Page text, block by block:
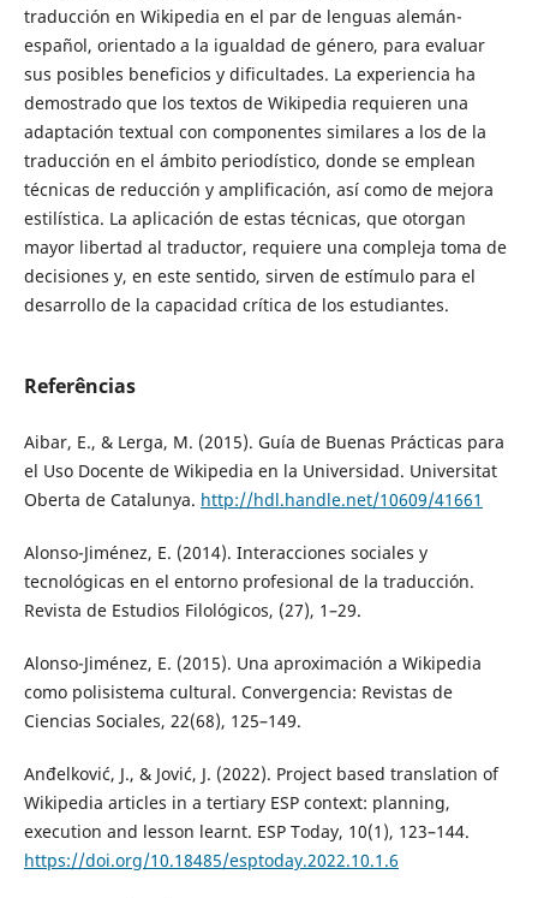
traducción en Wikipedia en el par de lenguas alemán-
español, orientado a la igualdad de género, para evaluar
sus posibles beneficios y dificultades. La experiencia ha
demostrado que los textos de Wikipedia requieren una
adaptación textual con componentes similares a los de la
traducción en el ámbito periodístico, donde se emplean
técnicas de reducción y amplificación, así como de mejora
estilística. La aplicación de estas técnicas, que otorgan
mayor libertad al traductor, requiere una compleja toma de
decisiones y, en este sentido, sirven de estímulo para el
desarrollo de la capacidad crítica de los estudiantes.
Referências
Aibar, E., & Lerga, M. (2015). Guía de Buenas Prácticas para
el Uso Docente de Wikipedia en la Universidad. Universitat
Oberta de Catalunya. http://hdl.handle.net/10609/41661
Alonso-Jiménez, E. (2014). Interacciones sociales y
tecnológicas en el entorno profesional de la traducción.
Revista de Estudios Filológicos, (27), 1–29.
Alonso-Jiménez, E. (2015). Una aproximación a Wikipedia
como polisistema cultural. Convergencia: Revistas de
Ciencias Sociales, 22(68), 125–149.
Anđelković, J., & Jović, J. (2022). Project based translation of
Wikipedia articles in a tertiary ESP context: planning,
execution and lesson learnt. ESP Today, 10(1), 123–144.
https://doi.org/10.18485/esptoday.2022.10.1.6